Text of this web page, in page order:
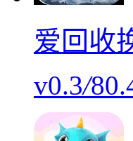
爱回收
v0.3/